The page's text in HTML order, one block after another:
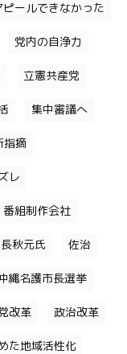
ールできなかった
党内の自浄力
立憲共産党
集中審議へ
指摘
レ
番組制作会社
秋元氏 佐治
縄名護市長選挙
改革 政治改革
た地域活性化